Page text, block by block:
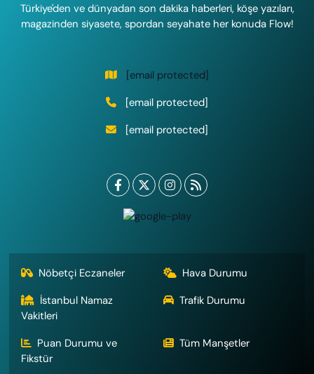
Türkiye'den ve dünyadan son dakika haberleri, köşe yazıları,
magazinden siyasete, spordan seyahate her konuda Flow!
[email protected]
[email protected]
[email protected]
Nöbetçi Eczaneler
Hava Durumu
İstanbul Namaz
Vakitleri
Trafik Durumu
Puan Durumu ve
Fikstür
Tüm Manşetler